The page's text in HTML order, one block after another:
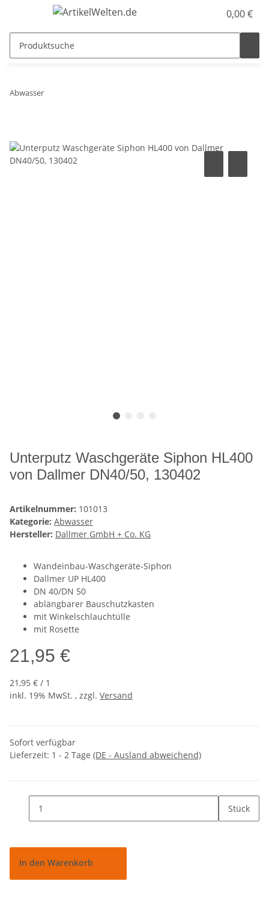
0,00 €
Abwasser
Unterputz Waschgeräte Siphon HL400
von Dallmer DN40/50, 130402
Artikelnummer: 101013
Kategorie: Abwasser
Hersteller: Dallmer GmbH + Co. KG
Wandeinbau-Waschgeräte-Siphon
Dallmer UP HL400
DN 40/DN 50
ablängbarer Bauschutzkasten
mit Winkelschlauchtülle
mit Rosette
21,95 €
21,95 € / 1
inkl. 19% MwSt. , zzgl. Versand
Sofort verfügbar
Lieferzeit: 1 - 2 Tage (DE - Ausland abweichend)
Stück
In den Warenkorb